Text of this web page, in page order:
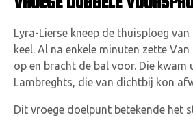
Lyra-Lierse kneep de thuisploeg
keel. Al na enkele minuten zette
op en bracht de bal voor. Die
Lambreghts, die van dichtbij kon
Dit vroege doelpunt betekende het